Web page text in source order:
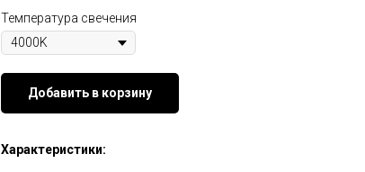
Температура свечения
Добавить в корзину
Характеристики: